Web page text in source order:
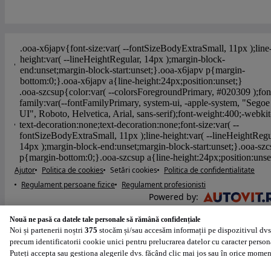
Ajutor Politica de cookies Setări cookies
Politica de confidentialitate
Regulament persoane fizice
Regulament profesionisti
Powered by:
Nouă ne pasă ca datele tale personale să rămână confidențiale
Noi și partenerii noștri 375 stocăm și/sau accesăm informații pe dispozitivul
precum identificatorii cookie unici pentru prelucrarea datelor cu caracter
Puteți accepta sau gestiona alegerile dvs. făcând clic mai jos sau în orice